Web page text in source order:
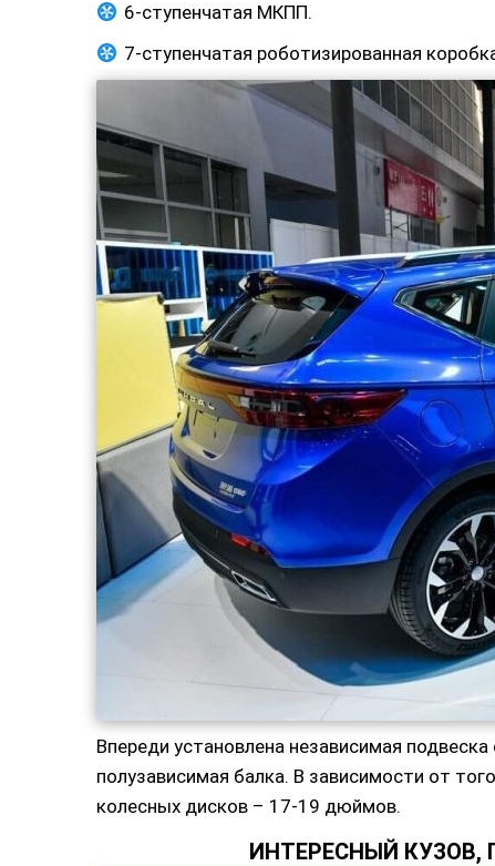
6-ступенчатая МКПП.
7-ступенчатая роботизированная
Впереди установлена независимая
полузависимая балка. В зависимости от
колесных дисков – 17-19 дюймов.
ИНТЕРЕСНЫЙ КУЗОВ,